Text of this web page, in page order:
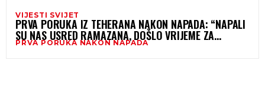
VIJESTI SVIJET
PRVA PORUKA IZ TEHERANA NAKON NAPADA: “NAPALI
SU NAS USRED RAMAZANA, DOŠLO VRIJEME ZA
ODBRANU DOMOVINE”
PRVA PORUKA NAKON NAPADA